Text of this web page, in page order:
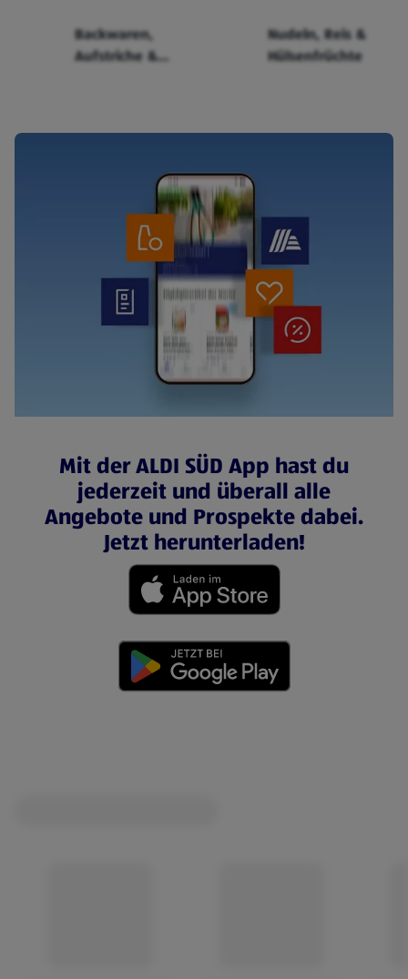
Backwaren,
Aufstriche &
Nudeln, Reis &
Hülsenfrüchte
Mit der ALDI SÜD App hast du
jederzeit und überall alle
Angebote und Prospekte dabei.
Jetzt herunterladen!